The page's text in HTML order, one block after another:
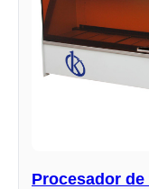
Procesador